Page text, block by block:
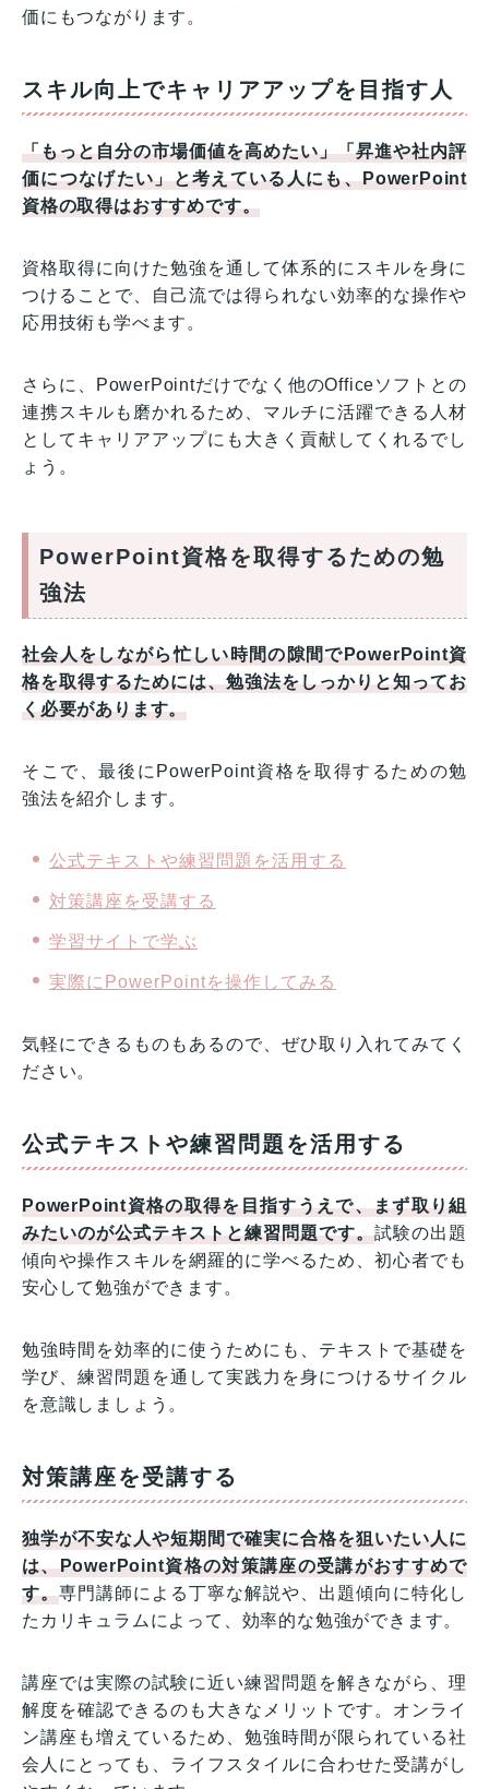
価にもつながります。
スキル向上でキャリアアップを目指す人
「もっと自分の市場価値を高めたい」「昇進や社内評
価につなげたい」と考えている人にも、PowerPoint
資格の取得はおすすめです。
資格取得に向けた勉強を通して体系的にスキルを身に
つけることで、自己流では得られない効率的な操作や
応用技術も学べます。
さらに、PowerPointだけでなく他のOfficeソフトとの
連携スキルも磨かれるため、マルチに活躍できる人材
としてキャリアアップにも大きく貢献してくれるでし
ょう。
PowerPoint資格を取得するための勉
強法
社会人をしながら忙しい時間の隙間でPowerPoint資
格を取得するためには、勉強法をしっかりと知ってお
く必要があります。
そこで、最後にPowerPoint資格を取得するための勉
強法を紹介します。
公式テキストや練習問題を活用する
対策講座を受講する
学習サイトで学ぶ
実際にPowerPointを操作してみる
気軽にできるものもあるので、ぜひ取り入れてみてく
ださい。
公式テキストや練習問題を活用する
PowerPoint資格の取得を目指すうえで、まず取り組
みたいのが公式テキストと練習問題です。試験の出題
傾向や操作スキルを網羅的に学べるため、初心者でも
安心して勉強ができます。
勉強時間を効率的に使うためにも、テキストで基礎を
学び、練習問題を通して実践力を身につけるサイクル
を意識しましょう。
対策講座を受講する
独学が不安な人や短期間で確実に合格を狙いたい人に
は、PowerPoint資格の対策講座の受講がおすすめで
す。専門講師による丁寧な解説や、出題傾向に特化し
たカリキュラムによって、効率的な勉強ができます。
講座では実際の試験に近い練習問題を解きながら、理
解度を確認できるのも大きなメリットです。オンライ
ン講座も増えているため、勉強時間が限られている社
会人にとっても、ライフスタイルに合わせた受講がし